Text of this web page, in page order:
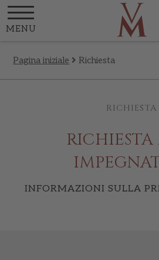
MENU
Pagina iniziale Richiesta
RICHIESTA
INFORMAZIONI SULLA